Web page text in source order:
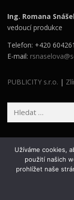
Ing. Romana
vedoucí produkce
Telefon: +420
E-mail:
PUBLICITY s.r.o. |
Vyhledávání
Copyright ©
Užíváme cookies,
použití našich
prohlížet naše